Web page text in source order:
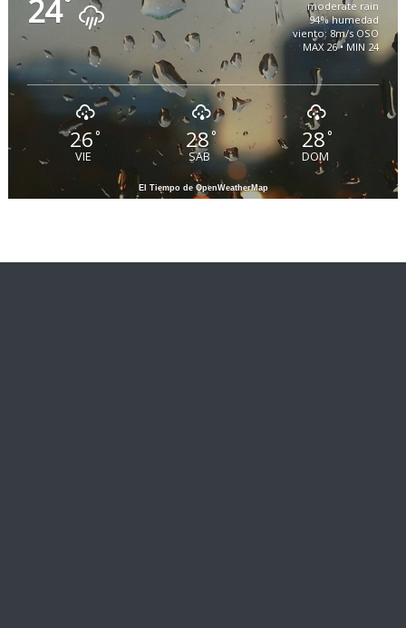
24
moderate rain
94% humedad
viento: 8m/s OSO
MAX 26 • MIN 24
26°
VIE
28 °
SAB
28°
DOM
El Tiempo de OpenWeatherMap